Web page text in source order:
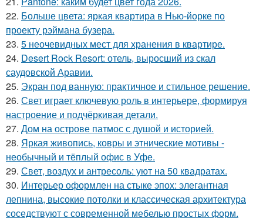
22. Больше цвета: яркая квартира в Нью-йорке по
проекту рэймана бузера.
23. 5 неочевидных мест для хранения в квартире.
24. Desert Rock Resort: отель, выросший из скал
саудовской Аравии.
25. Экран под ванную: практичное и стильное решение.
26. Свет играет ключевую роль в интерьере, формируя
настроение и подчёркивая детали.
27. Дом на острове патмос с душой и историей.
28. Яркая живопись, ковры и этнические мотивы -
необычный и тёплый офис в Уфе.
29. Свет, воздух и антресоль: уют на 50 квадратах.
30. Интерьер оформлен на стыке эпох: элегантная
лепнина, высокие потолки и классическая архитектура
соседствуют с современной мебелью простых форм.